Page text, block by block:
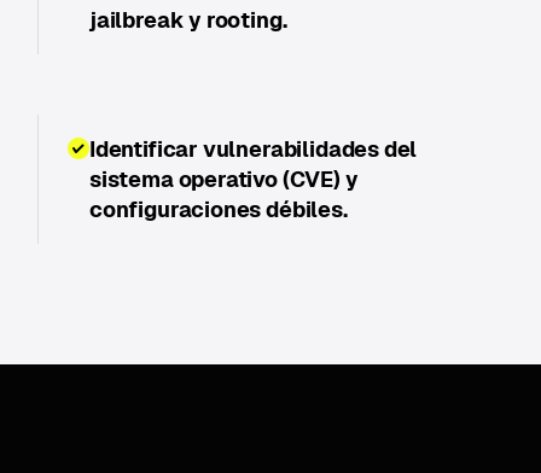
jailbreak y rooting.
Identificar vulnerabilidades del
sistema operativo (CVE) y
configuraciones débiles.